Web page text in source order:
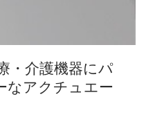
・介護機器にパ
なアクチュエー